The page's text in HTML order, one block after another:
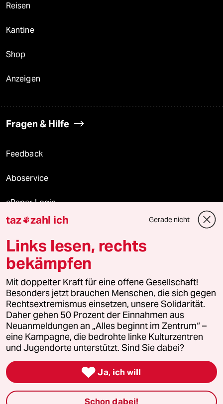
Reisen
Kantine
Shop
Anzeigen
Fragen & Hilfe
Feedback
Aboservice
ePaper Login
Downloads für Abonnierende
© 2026 taz Verlags und Vertriebs GmbH
Alle Rechte vorbehalten. Bei rechtlichen Fragen oder für Genehmigungen
wenden Sie sich bitte an
lizenzen@taz.de
Feedback Redaktionsstatut Kommune-Richtlinien
Leitlinie Informant Datenschutz Impressum AGB
Seitenwende Einwilligungen widerrufen (Ads)
taz zahl ich Gerade nicht
Links lesen, rechts
bekämpfen
Mit doppelter Kraft für eine offene Gesellschaft!
Besonders jetzt brauchen Menschen, die sich gegen
Rechtsextremismus einsetzen, unsere Solidarität.
Daher gehen 50 Prozent der Einnahmen aus
Neuanmeldungen an „Alles beginnt im Zentrum“ –
eine Kampagne, die bedrohte linke Kulturzentren
und Jugendorte unterstützt. Sind Sie dabei?
 Ja, ich will
Schon dabei!